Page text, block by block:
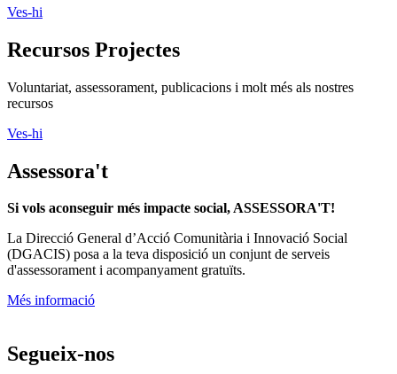
Ves-hi
Recursos Projectes
Voluntariat, assessorament, publicacions i molt més als nostres
recursos
Ves-hi
Assessora't
Si vols aconseguir més impacte social, ASSESSORA'T!
La Direcció General d’Acció Comunitària i Innovació Social
(DGACIS) posa a la teva disposició un conjunt de serveis
d'assessorament i acompanyament gratuïts.
Més informació
Segueix-nos